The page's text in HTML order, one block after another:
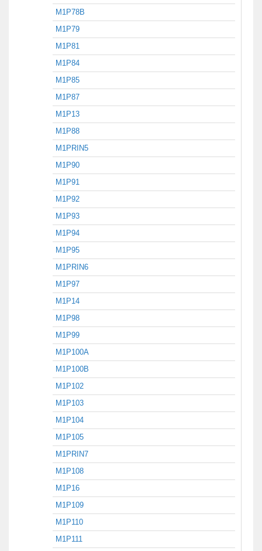
M1P78B
M1P79
M1P81
M1P84
M1P85
M1P87
M1P13
M1P88
M1PRIN5
M1P90
M1P91
M1P92
M1P93
M1P94
M1P95
M1PRIN6
M1P97
M1P14
M1P98
M1P99
M1P100A
M1P100B
M1P102
M1P103
M1P104
M1P105
M1PRIN7
M1P108
M1P16
M1P109
M1P110
M1P111